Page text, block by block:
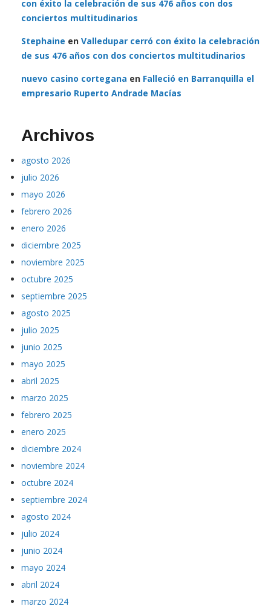
con éxito la celebración de sus 476 años con dos
conciertos multitudinarios
Stephaine en Valledupar cerró con éxito la celebración
de sus 476 años con dos conciertos multitudinarios
nuevo casino cortegana en Falleció en Barranquilla el
empresario Ruperto Andrade Macías
Archivos
agosto 2026
julio 2026
mayo 2026
febrero 2026
enero 2026
diciembre 2025
noviembre 2025
octubre 2025
septiembre 2025
agosto 2025
julio 2025
junio 2025
mayo 2025
abril 2025
marzo 2025
febrero 2025
enero 2025
diciembre 2024
noviembre 2024
octubre 2024
septiembre 2024
agosto 2024
julio 2024
junio 2024
mayo 2024
abril 2024
marzo 2024